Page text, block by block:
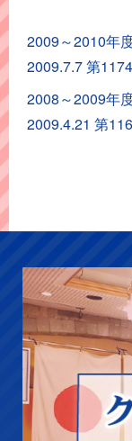
ア
ー
カ
イ
2009～2010年
2009.7.7 第
2008～2009年
2009.4.21 第